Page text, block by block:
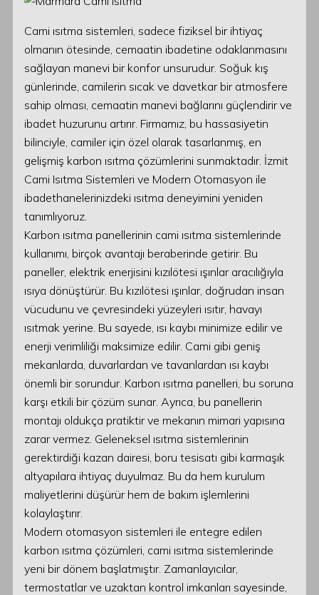
Cami ısıtma sistemleri, sadece fiziksel bir ihtiyaç
olmanın ötesinde, cemaatin ibadetine odaklanmasını
sağlayan manevi bir konfor unsurudur. Soğuk kış
günlerinde, camilerin sıcak ve davetkar bir atmosfere
sahip olması, cemaatin manevi bağlarını güçlendirir ve
ibadet huzurunu artırır. Firmamız, bu hassasiyetin
bilinciyle, camiler için özel olarak tasarlanmış, en
gelişmiş karbon ısıtma çözümlerini sunmaktadır. İzmit
Cami Isıtma Sistemleri ve Modern Otomasyon ile
ibadethanelerinizdeki ısıtma deneyimini yeniden
tanımlıyoruz.
Karbon ısıtma panellerinin cami ısıtma sistemlerinde
kullanımı, birçok avantajı beraberinde getirir. Bu
paneller, elektrik enerjisini kızılötesi ışınlar aracılığıyla
ısıya dönüştürür. Bu kızılötesi ışınlar, doğrudan insan
vücudunu ve çevresindeki yüzeyleri ısıtır, havayı
ısıtmak yerine. Bu sayede, ısı kaybı minimize edilir ve
enerji verimliliği maksimize edilir. Cami gibi geniş
mekanlarda, duvarlardan ve tavanlardan ısı kaybı
önemli bir sorundur. Karbon ısıtma panelleri, bu soruna
karşı etkili bir çözüm sunar. Ayrıca, bu panellerin
montajı oldukça pratiktir ve mekanın mimari yapısına
zarar vermez. Geleneksel ısıtma sistemlerinin
gerektirdiği kazan dairesi, boru tesisatı gibi karmaşık
altyapılara ihtiyaç duyulmaz. Bu da hem kurulum
maliyetlerini düşürür hem de bakım işlemlerini
kolaylaştırır.
Modern otomasyon sistemleri ile entegre edilen
karbon ısıtma çözümleri, cami ısıtma sistemlerinde
yeni bir dönem başlatmıştır. Zamanlayıcılar,
termostatlar ve uzaktan kontrol imkanları sayesinde,